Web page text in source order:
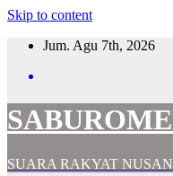
Skip to content
Jum. Agu 7th, 2026
SUARA RAKYAT